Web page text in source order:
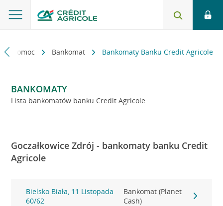
i pomoc Bankomat Bankomaty Banku Credit Agricole
BANKOMATY
Lista bankomatów banku Credit Agricole
Goczałkowice Zdrój - bankomaty banku Credit
Agricole
Bielsko Biała, 11 Listopada
60/62
Bankomat (Planet
Cash)